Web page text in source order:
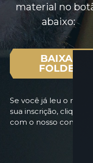
material no
abaixo:
BAIXAR
FOLDER
Se você já leu o
sua inscrição, clique
com o nosso consultor.